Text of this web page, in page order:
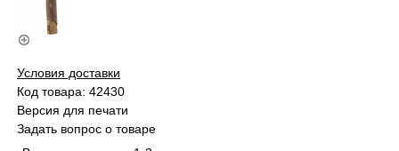
Условия доставки
Код товара: 42430
Версия для печати
Задать вопрос о товаре